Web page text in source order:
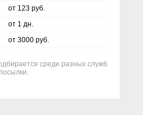
от 123 руб.
от 1 дн.
от 3000 руб.
среди разных служб